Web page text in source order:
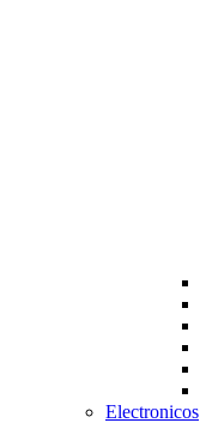
Electronicos